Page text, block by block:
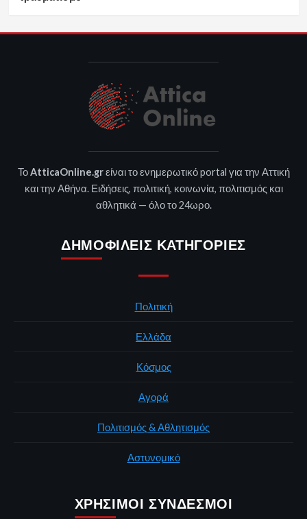
ΤοAtticaOnline.grείναι το ενημερωτικό portal για την Αττική
και την Αθήνα. Ειδήσεις, πολιτική, κοινωνία, πολιτισμός και
αθλητικά — όλο το 24ωρο.
ΔΗΜΟΦΙΛΕΊΣ ΚΑΤΗΓΟΡΊΕΣ
Πολιτική
Ελλάδα
Κόσμος
Αγορά
Πολιτισμός & Αθλητισμός
Αστυνομικό
ΧΡΉΣΙΜΟΙ ΣΎΝΔΕΣΜΟΙ